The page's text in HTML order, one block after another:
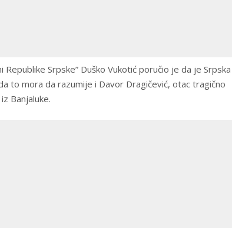
Srpske” Duško Vukotić poručio je da je Srpska
to mora da razumije i Davor Dragičević, otac tragično
Banjaluke.